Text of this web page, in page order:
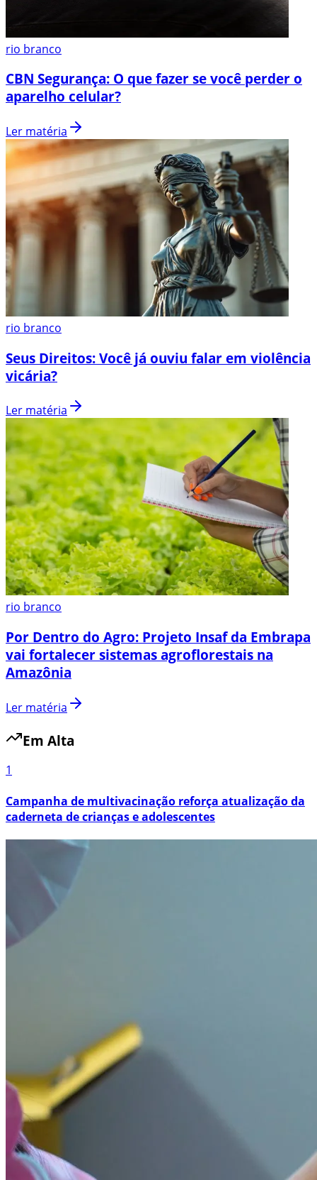
rio branco
CBN Segurança: O que fazer se você perder o
aparelho celular?
Ler matéria
rio branco
Seus Direitos: Você já ouviu falar em violência
vicária?
Ler matéria
rio branco
Por Dentro do Agro: Projeto Insaf da Embrapa
vai fortalecer sistemas agroflorestais na
Amazônia
Ler matéria
Em Alta
1
Campanha de multivacinação reforça atualização da
caderneta de crianças e adolescentes